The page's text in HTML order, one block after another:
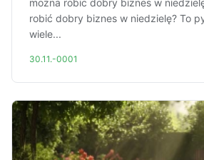
można robic dobry biznes w
robić dobry biznes w niedzielę? To
wiele...
30.11.-0001